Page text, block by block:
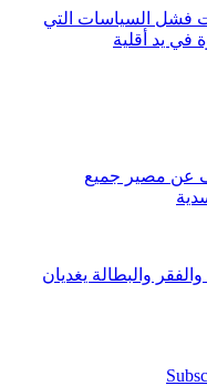
فشل السياسات التي
في يد أقلية
عن مصير جميع
والبطالة يغديان